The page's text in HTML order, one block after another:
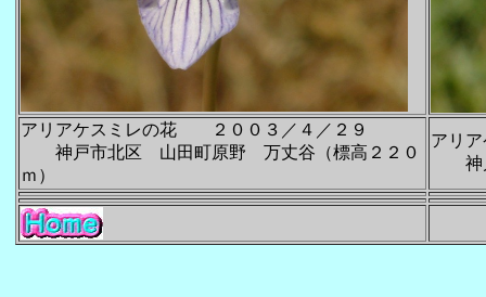
アリアケスミレの花 ２００３／４／２９
神戸市北区 山田町原野 万丈谷（標高２２０
ｍ）
アリ
神戸